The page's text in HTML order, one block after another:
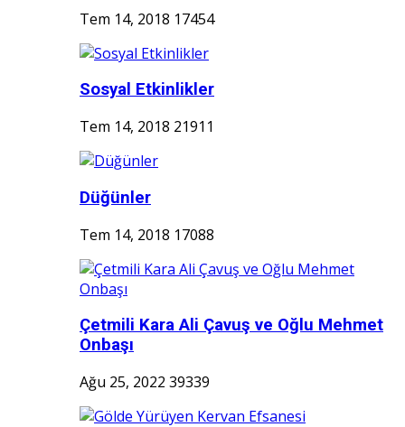
Tem 14, 2018 17454
Sosyal Etkinlikler
Tem 14, 2018 21911
Düğünler
Tem 14, 2018 17088
Çetmili Kara Ali Çavuş ve Oğlu Mehmet
Onbaşı
Ağu 25, 2022 39339